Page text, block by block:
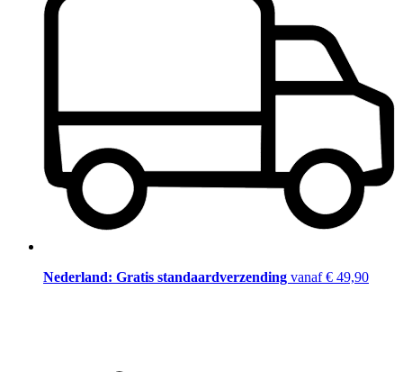
Nederland: Gratis standaardverzending vanaf € 49,90